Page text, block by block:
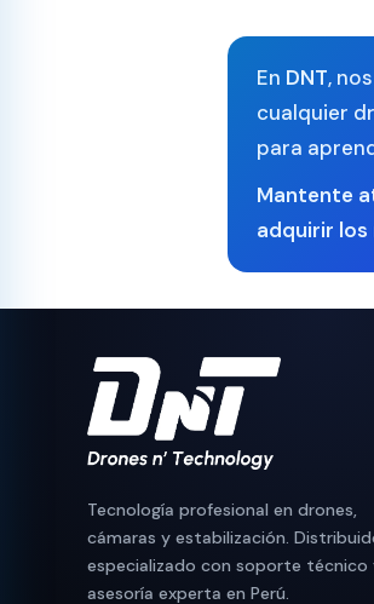
En DNT,
cualquier
para
Mantente
adquirir los
Tecnología profesional en drones,
cámaras y estabilización.
especializado con soporte técnico
asesoría experta en Perú.